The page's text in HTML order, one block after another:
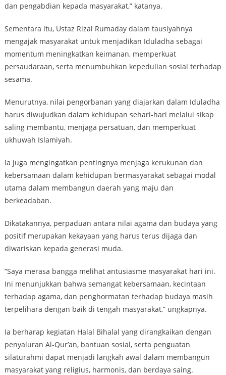
dan pengabdian kepada masyarakat,” katanya.
Sementara itu, Ustaz Rizal Rumaday dalam tausiyahnya
mengajak masyarakat untuk menjadikan Iduladha sebagai
momentum meningkatkan keimanan, memperkuat
persaudaraan, serta menumbuhkan kepedulian sosial terhadap
sesama.
Menurutnya, nilai pengorbanan yang diajarkan dalam Iduladha
harus diwujudkan dalam kehidupan sehari-hari melalui sikap
saling membantu, menjaga persatuan, dan memperkuat
ukhuwah Islamiyah.
Ia juga mengingatkan pentingnya menjaga kerukunan dan
kebersamaan dalam kehidupan bermasyarakat sebagai modal
utama dalam membangun daerah yang maju dan
berkeadaban.
Dikatakannya, perpaduan antara nilai agama dan budaya yang
positif merupakan kekayaan yang harus terus dijaga dan
diwariskan kepada generasi muda.
“Saya merasa bangga melihat antusiasme masyarakat hari ini.
Ini menunjukkan bahwa semangat kebersamaan, kecintaan
terhadap agama, dan penghormatan terhadap budaya masih
terpelihara dengan baik di tengah masyarakat,” ungkapnya.
Ia berharap kegiatan Halal Bihalal yang dirangkaikan dengan
penyaluran Al-Qur’an, bantuan sosial, serta penguatan
silaturahmi dapat menjadi langkah awal dalam membangun
masyarakat yang religius, harmonis, dan berdaya saing.